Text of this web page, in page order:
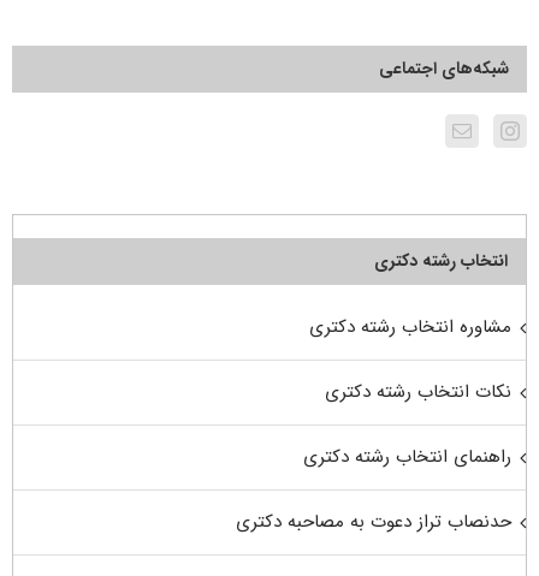
شبکه‌های اجتماعی
انتخاب رشته دکتری
مشاوره انتخاب رشته دکتری
نکات انتخاب رشته دکتری
راهنمای انتخاب رشته دکتری
حدنصاب تراز دعوت به مصاحبه دکتری